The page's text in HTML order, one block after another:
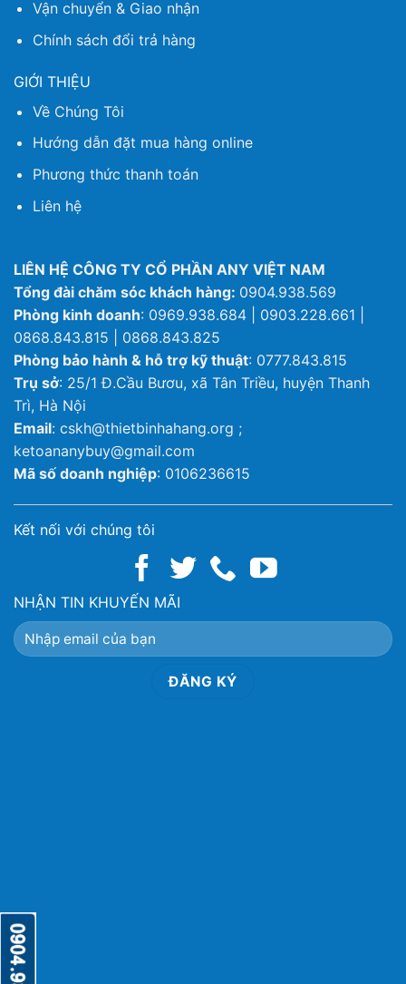
Vận chuyển & Giao nhận
Chính sách đổi trả hàng
GIỚI THIỆU
Về Chúng Tôi
Hướng dẫn đặt mua hàng online
Phương thức thanh toán
Liên hệ
LIÊN HỆ CÔNG TY CỔ PHẦN ANY VIỆT NAM
Tổng đài chăm sóc khách hàng: 0904.938.569
Phòng kinh doanh: 0969.938.684 | 0903.228.661 |
0868.843.815 | 0868.843.825
Phòng bảo hành & hỗ trợ kỹ thuật: 0777.843.815
Trụ sở: 25/1 Đ.Cầu Bươu, xã Tân Triều, huyện Thanh
Trì, Hà Nội
Email: cskh@thietbinhahang.org ;
ketoananybuy@gmail.com
Mã số doanh nghiệp: 0106236615
Kết nối với chúng tôi
NHẬN TIN KHUYẾN MÃI